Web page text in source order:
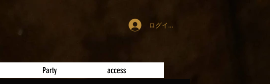
ログイン
Party access